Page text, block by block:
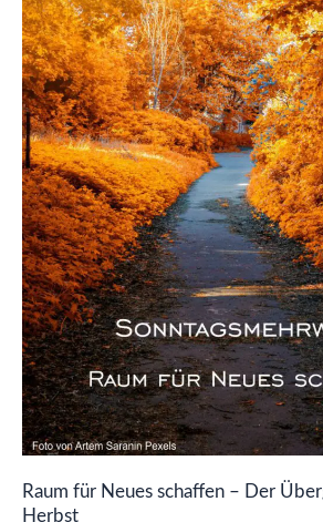
Raum für Neues schaffen – Der
Herbst
–
Der
Übergang
in
den
Herbst